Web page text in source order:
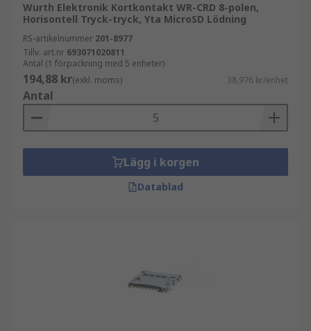
Wurth Elektronik Kortkontakt WR-CRD 8-polen,
Horisontell Tryck-tryck, Yta MicroSD Lödning
RS-artikelnummer 201-8977
Tillv. art.nr 693071020811
Antal (1 förpackning med 5 enheter)
194,88 kr(exkl. moms) 38,976 kr/enhet
Antal
Lägg i korgen
Datablad